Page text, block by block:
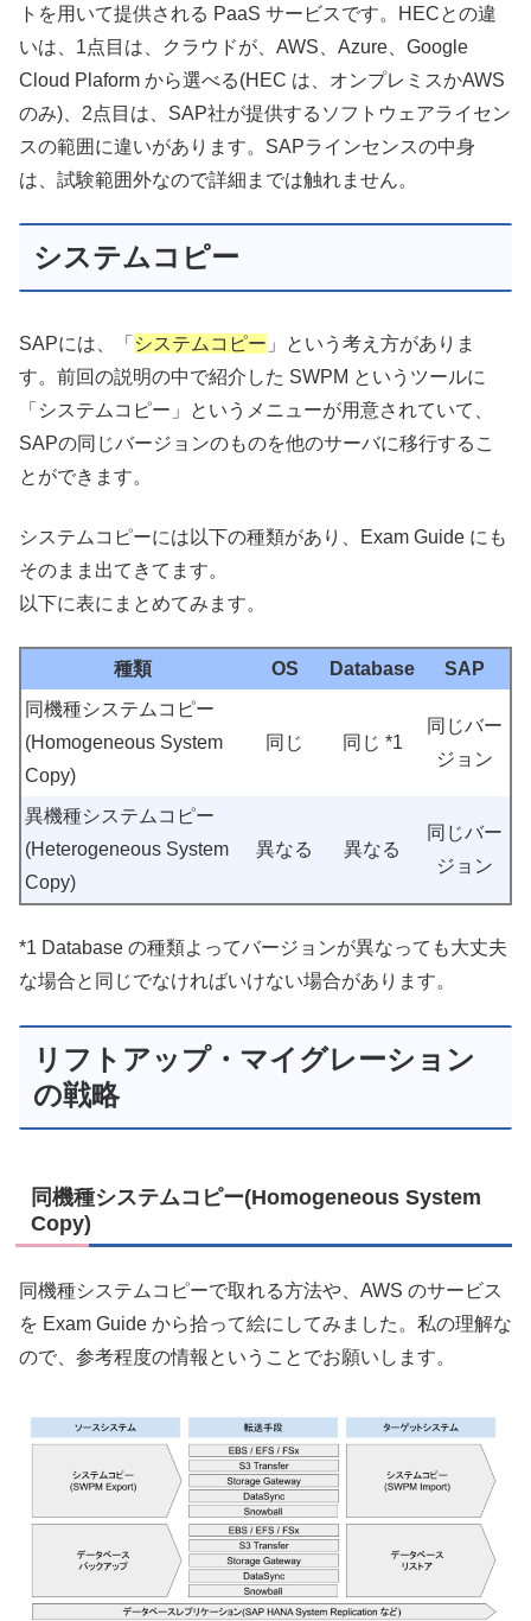
トを用いて提供される PaaS サービスです。HECとの違
いは、1点目は、クラウドが、AWS、Azure、Google
Cloud Plaform から選べる(HEC は、オンプレミスかAWS
のみ)、2点目は、SAP社が提供するソフトウェアライセン
スの範囲に違いがあります。SAPラインセンスの中身
は、試験範囲外なので詳細までは触れません。
システムコピー
SAPには、「 システムコピー 」という考え方がありま
す。前回の説明の中で紹介した SWPM というツールに
「システムコピー」というメニューが用意されていて、
SAPの同じバージョンのものを他のサーバに移行するこ
とができます。
システムコピーには以下の種類があり、Exam Guide にも
そのまま出てきてます。
以下に表にまとめてみます。
種類 OS Database
SAP
同機種システムコピー
(Homogeneous System
Copy)
同じ 同じ *1
同じバー
ジョン
異機種システムコピー
(Heterogeneous System
Copy)
異なる 異なる
同じバー
ジョン
*1 Database の種類よってバージョンが異なっても大丈夫
な場合と同じでなければいけない場合があります。
リフトアップ・マイグレーション
の戦略
同機種システムコピー(Homogeneous System
Copy)
同機種システムコピーで取れる方法や、AWS のサービス
を Exam Guide から拾って絵にしてみました。私の理解な
ので、参考程度の情報ということでお願いします。